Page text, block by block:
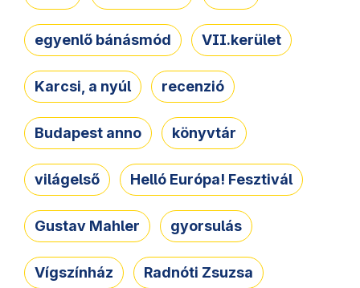
egyenlő bánásmód VII.kerület
Karcsi, a nyúl recenzió
Budapest anno könyvtár
világelső Helló Európa! Fesztivál
Gustav Mahler gyorsulás
Vígszínház Radnóti Zsuzsa